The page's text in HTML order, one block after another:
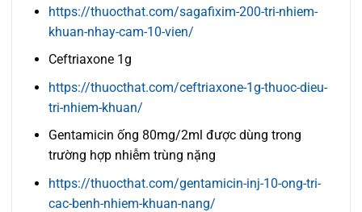
https://thuocthat.com/sagafixim-200-tri-nhiem-
khuan-nhay-cam-10-vien/
Ceftriaxone 1g
https://thuocthat.com/ceftriaxone-1g-thuoc-dieu-
tri-nhiem-khuan/
Gentamicin ống 80mg/2ml được dùng trong
trường hợp nhiễm trùng nặng
https://thuocthat.com/gentamicin-inj-10-ong-tri-
cac-benh-nhiem-khuan-nang/